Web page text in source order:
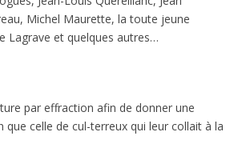
Michel Maurette, la toute jeune
Lagrave et quelques autres…
par effraction afin de donner une
que celle de cul-terreux qui leur collait à la